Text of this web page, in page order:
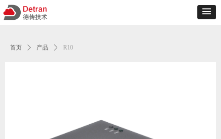
首页 ꄲ 产品 ꄲ R10